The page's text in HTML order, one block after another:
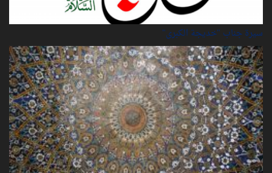
سيرة‌ جناب "خديجة‌ الكبرى"